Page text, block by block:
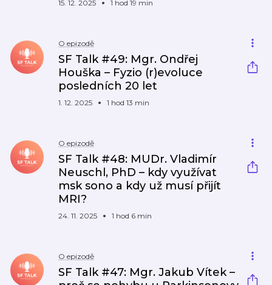
15. 12. 2025 1 hod 19 min
O epizodě
SF Talk #49: Mgr. Ondřej
Houška – Fyzio (r)evoluce
posledních 20 let
1. 12. 2025 1 hod 13 min
O epizodě
SF Talk #48: MUDr. Vladimír
Neuschl, PhD – kdy využívat
msk sono a kdy už musí přijít
MRI?
24. 11. 2025 1 hod 6 min
O epizodě
SF Talk #47: Mgr. Jakub Vítek –